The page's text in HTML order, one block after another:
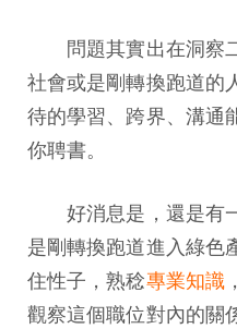
問題其實出在洞察
社會或是剛轉換跑道的
待的學習、跨界、溝通
你聘書。
好消息是，還是有
是剛轉換跑道進入綠色
住性子，熟稔專業知識
觀察這個職位對內的關